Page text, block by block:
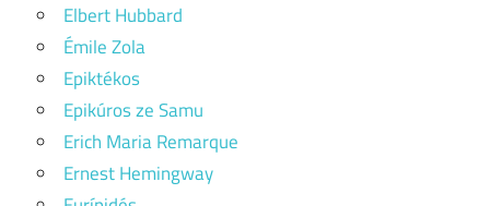
Elbert Hubbard
Émile Zola
Epiktékos
Epikúros ze Samu
Erich Maria Remarque
Ernest Hemingway